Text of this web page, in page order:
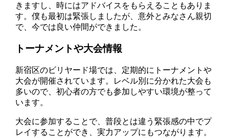
きますし、時にはアドバイスをもらえることもありま
す。僕も最初は緊張しましたが、意外とみなさん親切
で、今では良い仲間ができました。
トーナメントや大会情報
新宿区のビリヤード場では、定期的にトーナメントや
大会が開催されています。レベル別に分かれた大会も
多いので、初心者の方でも参加しやすい環境が整って
います。
大会に参加することで、普段とは違う緊張感の中でプ
レイすることができ、実力アップにもつながります。